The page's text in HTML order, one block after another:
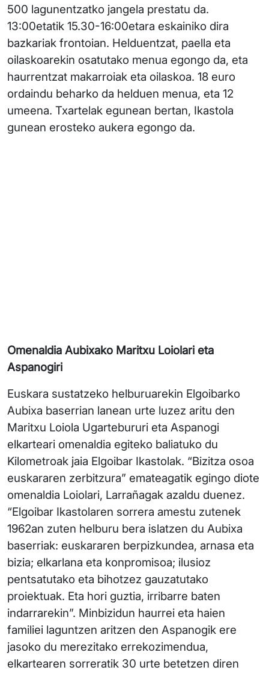
500 lagunentzatko jangela prestatu da.
13:00etatik 15.30-16:00etara eskainiko dira
bazkariak frontoian. Helduentzat, paella eta
oilaskoarekin osatutako menua egongo da, eta
haurrentzat makarroiak eta oilaskoa. 18 euro
ordaindu beharko da helduen menua, eta 12
umeena. Txartelak egunean bertan, Ikastola
gunean erosteko aukera egongo da.
Omenaldia Aubixako Maritxu Loiolari eta
Aspanogiri
Euskara sustatzeko helburuarekin Elgoibarko
Aubixa baserrian lanean urte luzez aritu den
Maritxu Loiola Ugartebururi eta Aspanogi
elkarteari omenaldia egiteko baliatuko du
Kilometroak jaia Elgoibar Ikastolak. “Bizitza osoa
euskararen zerbitzura” emateagatik egingo diote
omenaldia Loiolari, Larrañagak azaldu duenez.
“Elgoibar Ikastolaren sorrera amestu zutenek
1962an zuten helburu bera islatzen du Aubixa
baserriak: euskararen berpizkundea, arnasa eta
bizia; elkarlana eta konpromisoa; ilusioz
pentsatutako eta bihotzez gauzatutako
proiektuak. Eta hori guztia, irribarre baten
indarrarekin”. Minbizidun haurrei eta haien
familiei laguntzen aritzen den Aspanogik ere
jasoko du merezitako errekozimendua,
elkartearen sorreratik 30 urte betetzen diren